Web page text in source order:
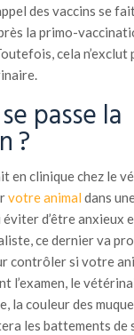
des vaccins se
la primo-
cela n’exclut
passe la
?
en clinique chez le
votre animal dans
d’être anxieux
ce dernier va
contrôler si votre
l’examen, le
la couleur des
les battements de